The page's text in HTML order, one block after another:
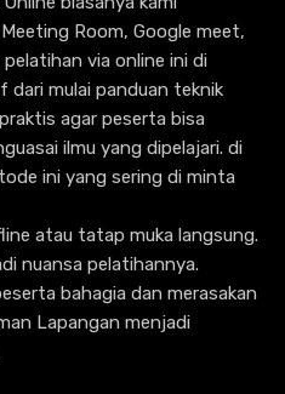
Room, Google meet,
via online ini di
dari mulai panduan teknik
agar peserta bisa
ilmu yang dipelajari. di
ini yang sering di minta
atau tatap muka langsung.
nuansa pelatihannya.
bahagia dan merasakan
Lapangan menjadi